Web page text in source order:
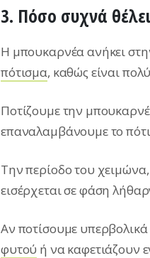
3. Πόσο συχνά θέλει
Η μπουκαρνέα ανήκει
πότισμα, καθώς είναι
Ποτίζουμε την
επαναλαμβάνουμε το
Την περίοδο του
εισέρχεται σε φάση
Αν ποτίσουμε
φυτού ή να καφετιάζουν